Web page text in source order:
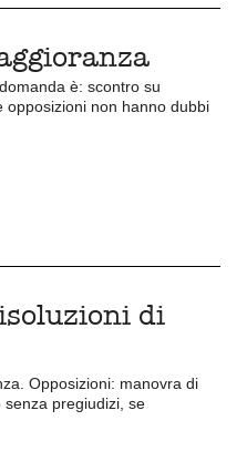
è: scontro su
non hanno dubbi
di
Opposizioni: manovra di
pregiudizi, se